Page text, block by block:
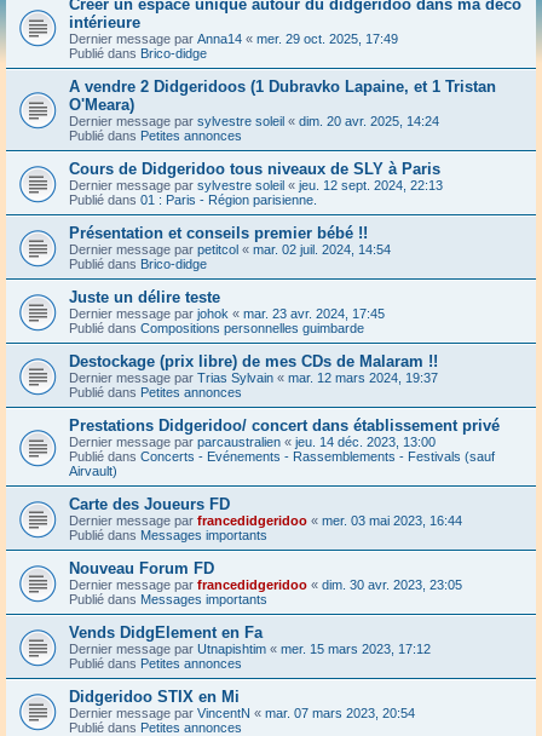
Créer un espace unique autour du didgeridoo dans ma déco
intérieure
Dernier message par Anna14 « mer. 29 oct. 2025, 17:49
Publié dans Brico-didge
A vendre 2 Didgeridoos (1 Dubravko Lapaine, et 1 Tristan
O'Meara)
Dernier message par sylvestre soleil « dim. 20 avr. 2025, 14:24
Publié dans Petites annonces
Cours de Didgeridoo tous niveaux de SLY à Paris
Dernier message par sylvestre soleil « jeu. 12 sept. 2024, 22:13
Publié dans 01 : Paris - Région parisienne.
Présentation et conseils premier bébé !!
Dernier message par petitcol « mar. 02 juil. 2024, 14:54
Publié dans Brico-didge
Juste un délire teste
Dernier message par johok « mar. 23 avr. 2024, 17:45
Publié dans Compositions personnelles guimbarde
Destockage (prix libre) de mes CDs de Malaram !!
Dernier message par Trias Sylvain « mar. 12 mars 2024, 19:37
Publié dans Petites annonces
Prestations Didgeridoo/ concert dans établissement privé
Dernier message par parcaustralien « jeu. 14 déc. 2023, 13:00
Publié dans Concerts - Evénements - Rassemblements - Festivals (sauf
Airvault)
Carte des Joueurs FD
Dernier message par francedidgeridoo « mer. 03 mai 2023, 16:44
Publié dans Messages importants
Nouveau Forum FD
Dernier message par francedidgeridoo « dim. 30 avr. 2023, 23:05
Publié dans Messages importants
Vends DidgElement en Fa
Dernier message par Utnapishtim « mer. 15 mars 2023, 17:12
Publié dans Petites annonces
Didgeridoo STIX en Mi
Dernier message par VincentN « mar. 07 mars 2023, 20:54
Publié dans Petites annonces